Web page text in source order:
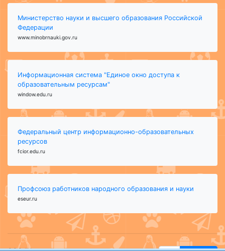
Министерство науки и высшего образования Российской
Федерации
www.minobrnauki.gov.ru
Информационная система "Единое окно доступа к
образовательным ресурсам"
window.edu.ru
Федеральный центр информационно-образовательных
ресурсов
fcior.edu.ru
Профсоюз работников народного образования и науки
eseur.ru